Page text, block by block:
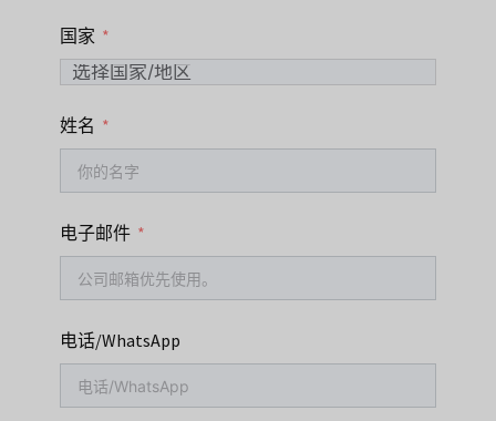
国家
姓名
电子邮件
电话/WhatsApp